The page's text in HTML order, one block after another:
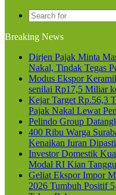
Breaking News
Dirjen Pajak Minta
Nakal, Tindak Tegas
Modus Ekspor
senilai Rp17,5 Miliar
Kejar Target Rp.56,3
Pajak Nakal Lewat
Pelindo Group
400 Ribu Warga
Kenaikan Iuran
Investor Domestik
Modal RI Kian
Geliat Ekspor Impor
2026 Tumbuh Positif